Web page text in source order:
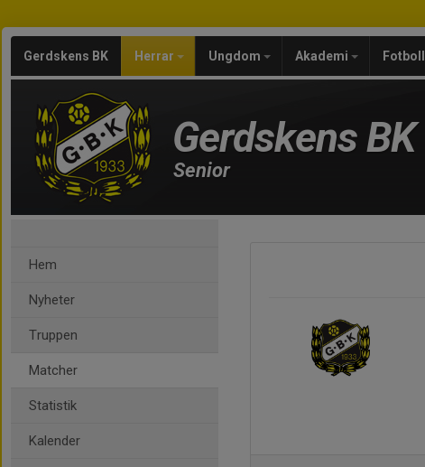
Gerdskens BK Herrar Ungdom Akademi
Gerdskens BK
Senior
Hem
Nyheter
Truppen
Matcher
Statistik
Kalender